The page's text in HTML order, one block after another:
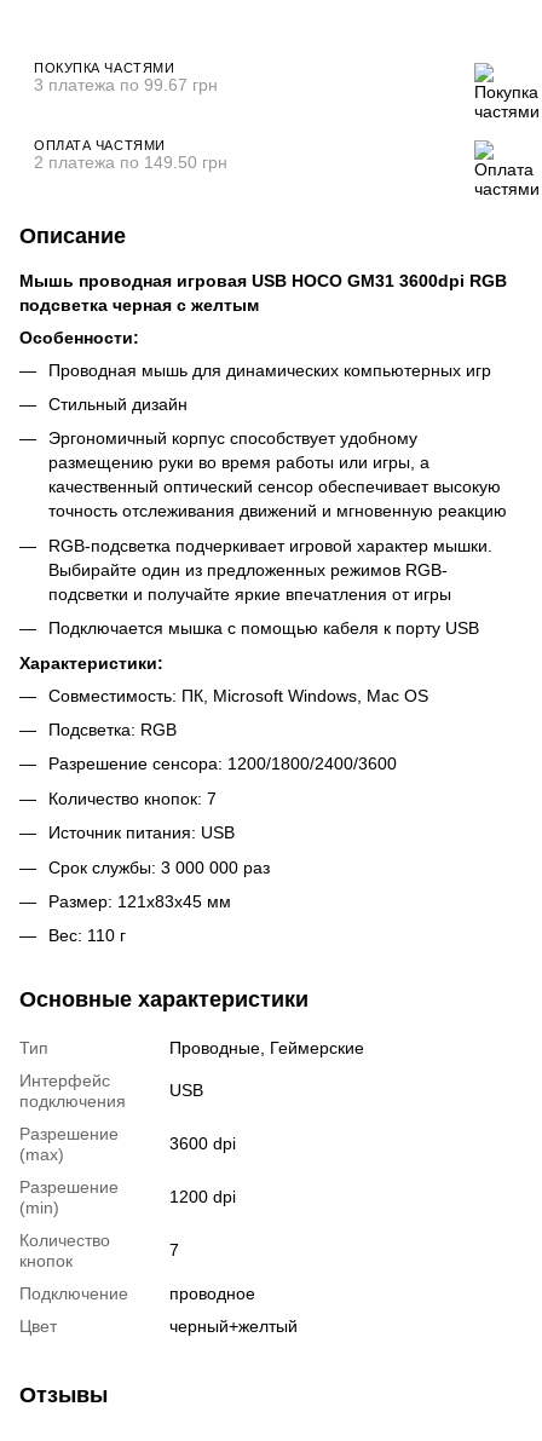
ПОКУПКА ЧАСТЯМИ
3 платежа по 99.67 грн
ОПЛАТА ЧАСТЯМИ
2 платежа по 149.50 грн
Описание
Мышь проводная игровая USB HOCO GM31 3600dpi RGB
подсветка черная с желтым
Особенности:
Проводная мышь для динамических компьютерных игр
Стильный дизайн
Эргономичный корпус способствует удобному
размещению руки во время работы или игры, а
качественный оптический сенсор обеспечивает высокую
точность отслеживания движений и мгновенную реакцию
RGB-подсветка подчеркивает игровой характер мышки.
Выбирайте один из предложенных режимов RGB-
подсветки и получайте яркие впечатления от игры
Подключается мышка с помощью кабеля к порту USB
Характеристики:
Совместимость: ПК, Microsoft Windows, Mac OS
Подсветка: RGB
Разрешение сенсора: 1200/1800/2400/3600
Количество кнопок: 7
Источник питания: USB
Срок службы: 3 000 000 раз
Размер: 121x83x45 мм
Вес: 110 г
Основные характеристики
Тип
Проводные, Геймерские
Интерфейс
подключения
USB
Разрешение
(max)
3600 dpi
Разрешение
(min)
1200 dpi
Количество
кнопок
7
Подключение
проводное
Цвет
черный+желтый
Отзывы